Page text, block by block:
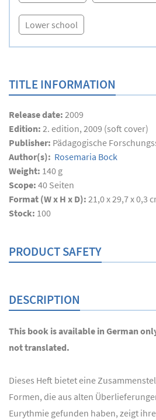
Lower school
TITLE INFORMATION
Release date: 2009
Edition: 2. edition, 2009 (soft cover)
Publisher: Pädagogische
Author(s): Rosemaria Bock
Weight: 140 g
Scope: 40 Seiten
Format (W x H x D): 21,0 x 29,7 x 0,3
Stock: 100
PRODUCT SAFETY
DESCRIPTION
This book is available in German
not translated.
Dieses Heft bietet eine
Formen, die aus alten
Eurythmie gefunden haben, zeigt